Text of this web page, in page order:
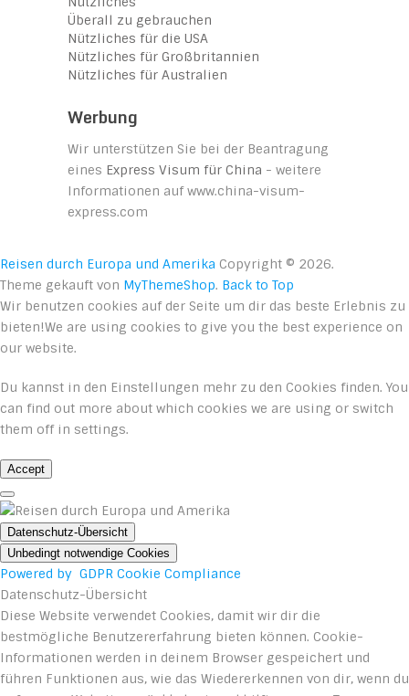
Überall zu gebrauchen
Nützliches für die USA
Nützliches für Großbritannien
Nützliches für Australien
Werbung
Wir unterstützen Sie bei der Beantragung
eines Express Visum für China - weitere
Informationen auf www.china-visum-
express.com
Reisen durch Europa und Amerika Copyright © 2026.
Theme gekauft von MyThemeShop. Back to Top
Wir benutzen cookies auf der Seite um dir das beste Erlebnis zu
bieten!We are using cookies to give you the best experience on
our website.
Du kannst in den Einstellungen mehr zu den Cookies finden. You
can find out more about which cookies we are using or switch
them off in settings.
Accept
Datenschutz-Übersicht
Unbedingt notwendige Cookies
Powered by GDPR Cookie Compliance
Datenschutz-Übersicht
Diese Website verwendet Cookies, damit wir dir die
bestmögliche Benutzererfahrung bieten können. Cookie-
Informationen werden in deinem Browser gespeichert und
führen Funktionen aus, wie das Wiedererkennen von dir, wenn du